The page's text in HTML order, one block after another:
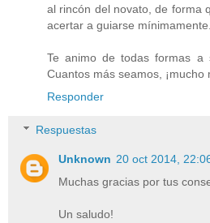
al rincón del novato, de forma
acertar a guiarse mínimamente.
Te animo de todas formas a
Cuantos más seamos, ¡mucho
Responder
Respuestas
Unknown 20 oct 2014,
Muchas gracias por tus
Un saludo!